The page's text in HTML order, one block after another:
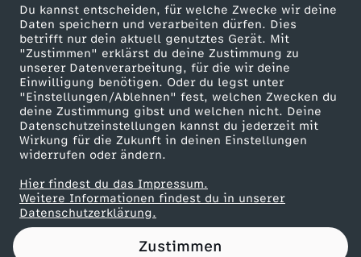
Du kannst entscheiden, für welche Zwecke wir deine
Daten speichern und verarbeiten dürfen. Dies
betrifft nur dein aktuell genutztes Gerät. Mit
"Zustimmen" erklärst du deine Zustimmung zu
unserer Datenverarbeitung, für die wir deine
Einwilligung benötigen. Oder du legst unter
"Einstellungen/Ablehnen" fest, welchen Zwecken du
deine Zustimmung gibst und welchen nicht. Deine
Datenschutzeinstellungen kannst du jederzeit mit
Wirkung für die Zukunft in deinen Einstellungen
widerrufen oder ändern.
Hier findest du das Impressum.
Weitere Informationen findest du in unserer
Datenschutzerklärung.
Zustimmen
l
i
e
f
i
h
ZDF goes Schule
Werbefernsehen
Mainzelmännchen
Partner